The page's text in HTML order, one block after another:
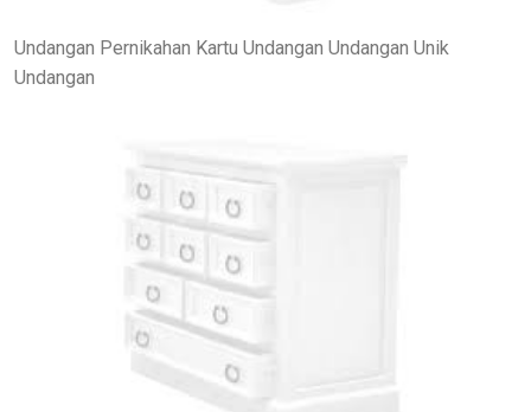
Undangan Pernikahan Kartu Undangan Undangan Unik
Undangan